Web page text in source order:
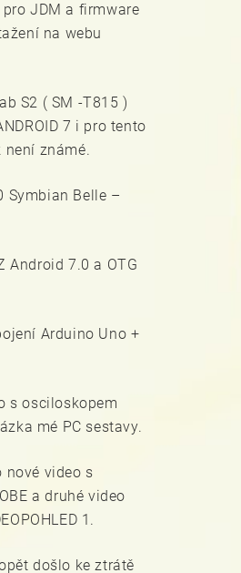
JDM a firmware
na webu
S2 ( SM -T815 )
7 i pro tento
není známé.
Symbian Belle –
Android 7.0 a OTG
Arduino Uno +
s osciloskopem
mé PC sestavy.
nové video s
a druhé video
1.
došlo ke ztrátě